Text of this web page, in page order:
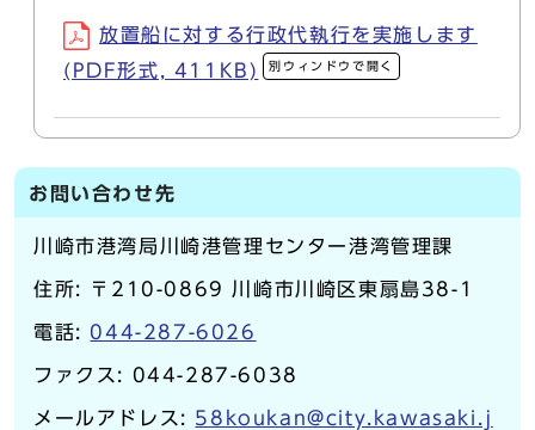
放置船に対する行政代執行を実施します
(PDF形式, 411KB)
別ウィンドウで開く
お問い合わせ先
川崎市港湾局川崎港管理センター港湾管理課
住所: 〒210-0869 川崎市川崎区東扇島38-1
電話: 044-287-6026
ファクス: 044-287-6038
メールアドレス: 58koukan@city.kawasaki.j